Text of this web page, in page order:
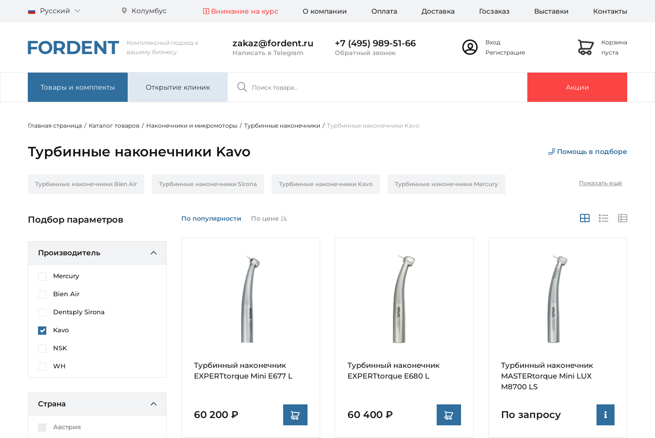
Русский Колумбус Внимание на курс О компании Оплата Доставка Госзаказ Выставки Контакты
Комплексный подход к
вашему бизнесу
zakaz@fordent.ru
Написать в Telegram
+7 (495) 989-51-66
Обратный звонок
Вход
Регистрация
Корзина
пуста
Товары и комплекты Открытие клиник Акции
Главная страница / Каталог товаров / Наконечники и микромоторы / Турбинные наконечники / Турбинные наконечники Kavo
Турбинные наконечники Kavo Помощь в подборе
Турбинные наконечники Bien Air Турбинные наконечники Sirona Турбинные наконечники Kavo Турбинные наконечники Mercury Показать ещё
Подбор параметров
Производитель
Mercury
Bien Air
Dentsply Sirona
Kavo
NSK
WH
Страна
Австрия
По популярности По цене
Турбинный наконечник
EXPERTtorque Mini E677 L
60 200 ₽
Турбинный наконечник
EXPERTtorque E680 L
60 400 ₽
Турбинный наконечник
MASTERtorque Mini LUX
M8700 LS
По запросу